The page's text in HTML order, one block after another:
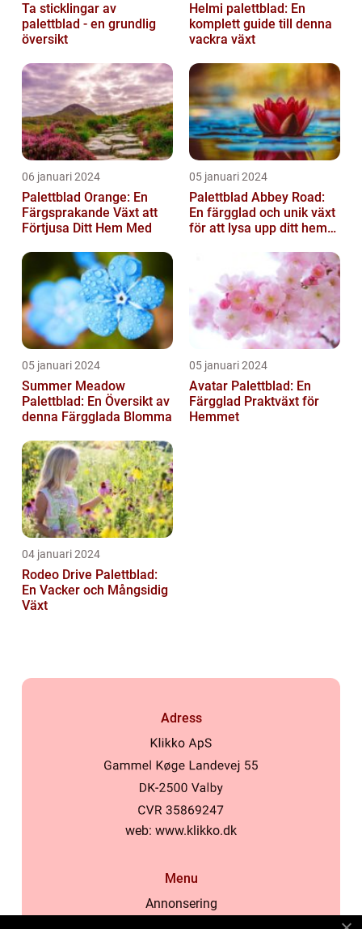
Ta sticklingar av
palettblad - en grundlig
översikt
Helmi palettblad: En
komplett guide till denna
vackra växt
06 januari 2024
Palettblad Orange: En
Färgsprakande Växt att
Förtjusa Ditt Hem Med
05 januari 2024
Palettblad Abbey Road:
En färgglad och unik växt
för att lysa upp ditt hem
05 januari 2024
Summer Meadow
Palettblad: En Översikt av
denna Färgglada Blomma
05 januari 2024
Avatar Palettblad: En
Färgglad Praktväxt för
Hemmet
04 januari 2024
Rodeo Drive Palettblad:
En Vacker och Mångsidig
Växt
Adress
web: www.klikko.dk
Menu
Annonsering